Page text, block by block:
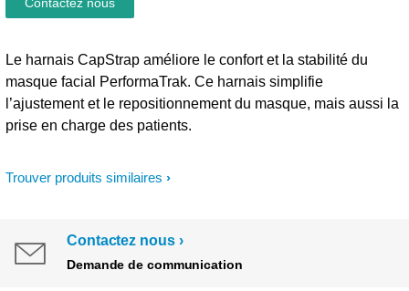
Trouver produits similaires
Le harnais CapStrap améliore le confort et la stabilité du
masque facial PerformaTrak. Ce harnais simplifie
l’ajustement et le repositionnement du masque, mais aussi la
prise en charge des patients.
Contactez nous
Demande de communication